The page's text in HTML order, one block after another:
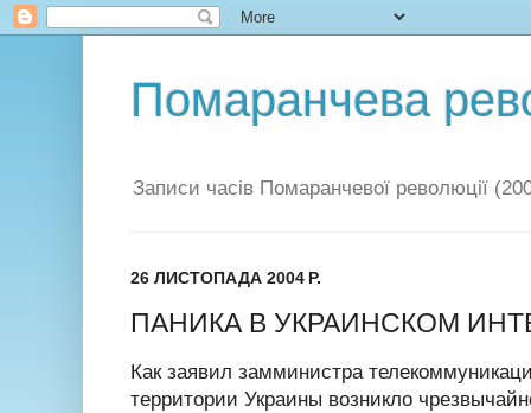
Помаранчева
Записи часів Помаранчевої революції
26 ЛИСТОПАДА 2004 Р.
ПАНИКА В УКРАИНСКОМ
Как заявил замминистра
территории Украины возникло